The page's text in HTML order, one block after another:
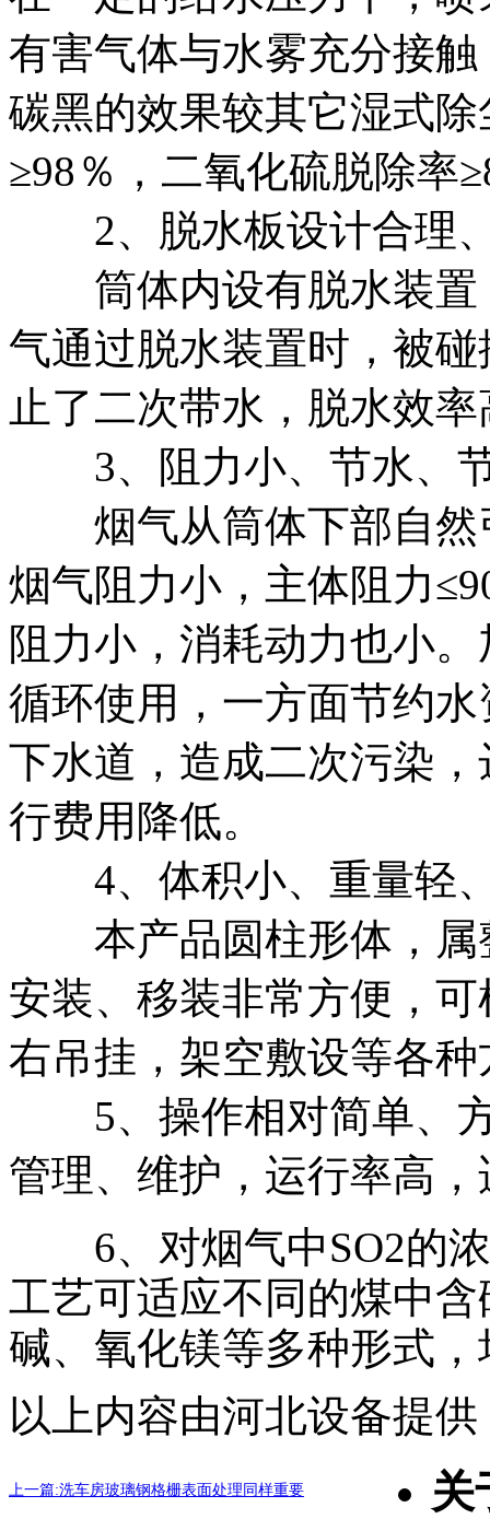
有害气体与水雾充分接
碳黑的效果较其它湿式
≥98％，二氧化硫脱除率
2、脱水板设计合理、
筒体内设有脱水装置
气通过脱水装置时，被
止了二次带水，脱水效率
3、阻力小、节水、
烟气从筒体下部自然
烟气阻力小，主体阻力
阻力小，消耗动力也小
循环使用，一方面节约
下水道，造成二次污染
行费用降低。
4、体积小、重量轻、
本产品圆柱形体，属
安装、移装非常方便，
右吊挂，架空敷设等各
5、操作相对简单、方
管理、维护，运行率高
6、对烟气中SO2的浓
工艺可适应不同的煤中
碱、氧化镁等多种形式
以上内容由河北设备提供
上一篇:洗车房玻璃钢格栅表面处理同样重要 关